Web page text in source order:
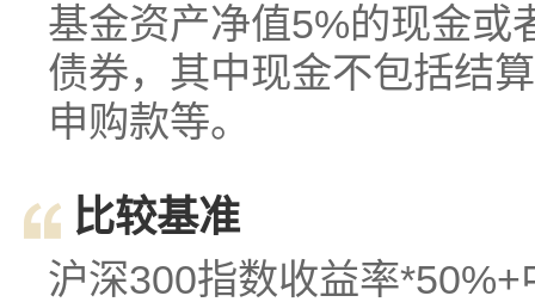
基金资产净值5%的现金或
债券，其中现金不包括结
申购款等。
比较基准
沪深300指数收益率